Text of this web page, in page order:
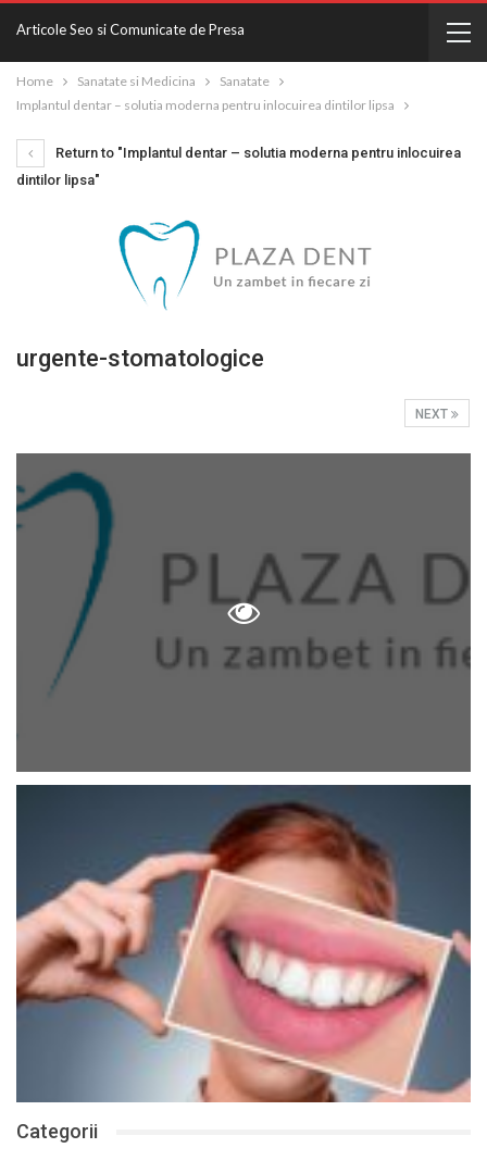
Articole Seo si Comunicate de Presa
Home Sanatate si Medicina
Sanatate
Implantul dentar – solutia moderna pentru inlocuirea dintilor lipsa
Return to "Implantul dentar – solutia moderna pentru inlocuirea
dintilor lipsa"
urgente-stomatologice
NEXT
Categorii